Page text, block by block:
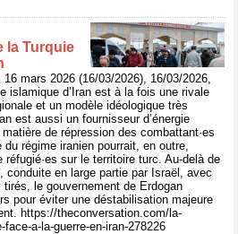
la Turquie
mars 2026 (16/03/2026), 16/03/2026,
islamique d’Iran est à la fois une rivale
et un modèle idéologique très
est aussi un fournisseur d’énergie
de répression des combattant·es
régime iranien pourrait, en outre,
réfugié·es sur le territoire turc. Au-delà de
conduite en large partie par Israël, avec
le gouvernement de Erdogan
pour éviter une déstabilisation majeure
https://theconversation.com/la-
a-la-guerre-en-iran-278226